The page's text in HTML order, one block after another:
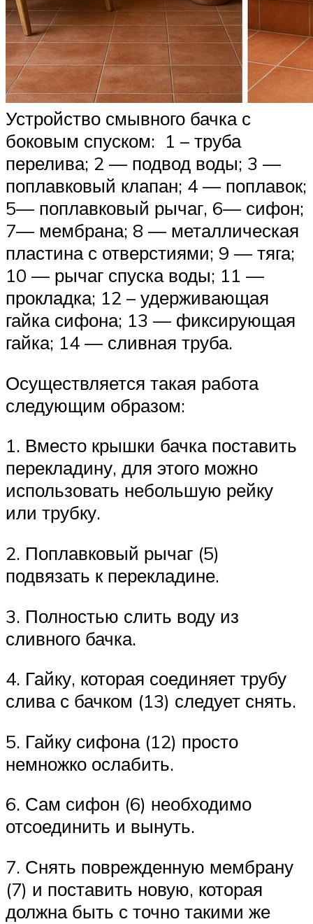
Устройство смывного бачка с
боковым спуском: 1 – труба
перелива; 2 — подвод воды; 3 —
поплавковый клапан; 4 — поплавок;
5— поплавковый рычаг, 6— сифон;
7— мембрана; 8 — металлическая
пластина с отверстиями; 9 — тяга;
10 — рычаг спуска воды; 11 —
прокладка; 12 – удерживающая
гайка сифона; 13 — фиксирующая
гайка; 14 — сливная труба.
Осуществляется такая работа
следующим образом:
1. Вместо крышки бачка поставить
перекладину, для этого можно
использовать небольшую рейку
или трубку.
2. Поплавковый рычаг (5)
подвязать к перекладине.
3. Полностью слить воду из
сливного бачка.
4. Гайку, которая соединяет трубу
слива с бачком (13) следует снять.
5. Гайку сифона (12) просто
немножко ослабить.
6. Сам сифон (6) необходимо
отсоединить и вынуть.
7. Снять поврежденную мембрану
(7) и поставить новую, которая
должна быть с точно такими же